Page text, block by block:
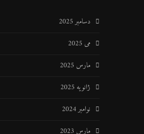
دسامبر 2025
می 2025
مارس 2025
ژانویه 2025
نوامبر 2024
مارس 2023